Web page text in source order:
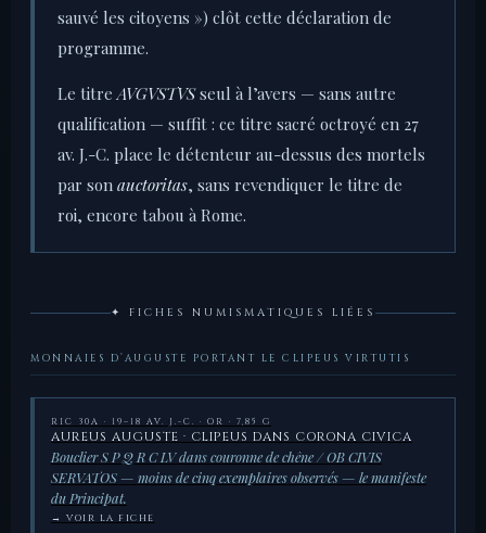
sauvé les citoyens ») clôt cette déclaration de
programme.
Le titreAVGVSTVSseul à l’avers — sans autre
qualification — suffit : ce titre sacré octroyé en 27
av. J.-C. place le détenteur au-dessus des mortels
par son auctoritas, sans revendiquer le titre de
roi, encore tabou à Rome.
✦ FICHES NUMISMATIQUES LIÉES
MONNAIES D’AUGUSTE PORTANT LE CLIPEUS VIRTUTIS
RIC 30A · 19–18 AV. J.-C. · OR · 7,85 G
AUREUS AUGUSTE · CLIPEUS DANS CORONA CIVICA
Bouclier S P Q R C LV dans couronne de chêne / OB CIVIS
SERVATOS — moins de cinq exemplaires observés — le manifeste
du Principat.
→ VOIR LA FICHE